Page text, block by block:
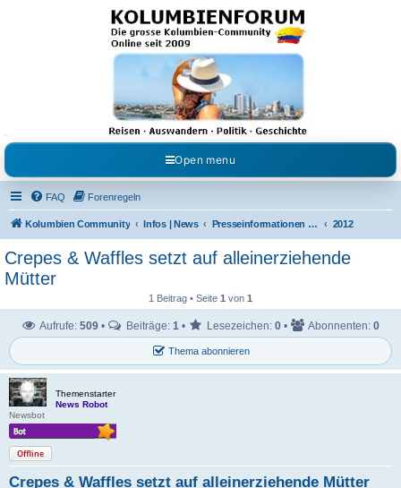
Kolumbienforum - Das
grosse Forum der
Freunde Kolumbiens
Reisen, Auswandern, Kultur, Politik, Geschichte und Visum in Kolumbien und Venezuela.
Austausch, Erfahrungen und Gemeinschaft im Kolumbienforum
Open menu
FAQ Forenregeln
Kolumbien Community Infos | News Presseinformationen & Neuigkeiten 2012
Crepes & Waffles setzt auf alleinerziehende
Mütter
1 Beitrag • Seite 1 von 1
Thema abonnieren
Aufrufe: 509 • Beiträge: 1 • Lesezeichen: 0 • Abonnenten: 0
Themenstarter
News Robot
Newsbot
Offline
Crepes & Waffles setzt auf alleinerziehende Mütter